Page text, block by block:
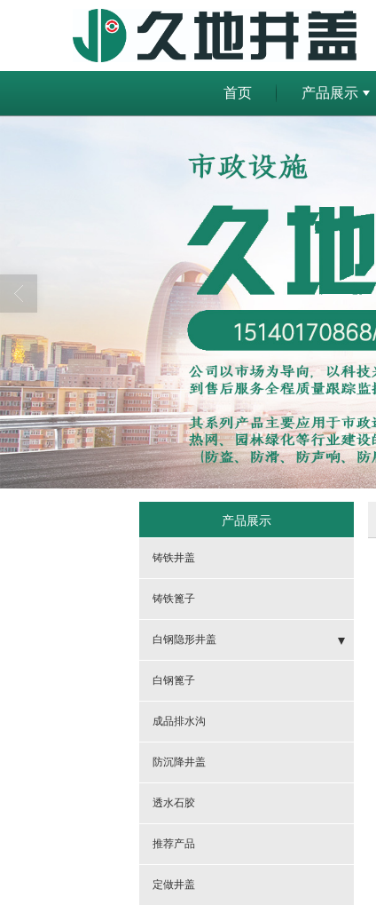
首页 产品展示
产品展示
铸铁井盖
铸铁篦子
白钢隐形井盖
- 隐形井盖
- 方隐形井盖
- 球墨铸铁700隐形井盖
- 球墨铸铁1000隐形井盖
白钢篦子
成品排水沟
防沉降井盖
透水石胶
推荐产品
定做井盖